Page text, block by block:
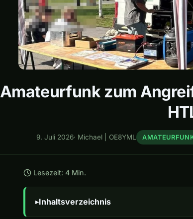
Amateurfunk zum
9. Juli 2026· Michael | OE8YML
Lesezeit: 4 Min.
Inhaltsverzeichnis